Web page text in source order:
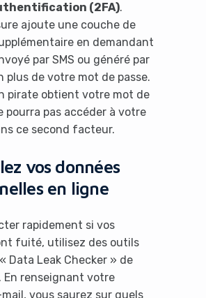
(2FA).
ajoute une couche de
en demandant
par SMS ou généré par
plus de votre mot de passe.
pirate obtient votre mot de
pourra pas accéder à votre
ce second facteur.
vos données
en ligne
rapidement si vos
fuité, utilisez des outils
Data Leak Checker » de
En renseignant votre
vous saurez sur quels